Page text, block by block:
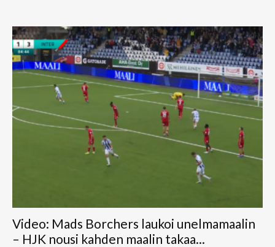
Video: Mads Borchers laukoi unelmamaalin
– HJK nousi kahden maalin takaa...